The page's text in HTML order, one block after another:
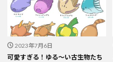
2023年7月6日
可愛すぎる！ゆる～い古生物たち